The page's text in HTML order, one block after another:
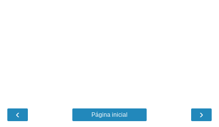
‹ ›
Página inicial